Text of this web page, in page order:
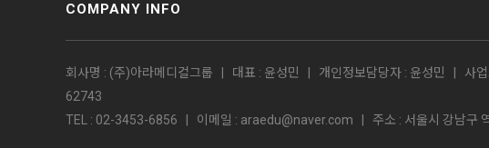
COMPANY INFO
회사명 : (주)아라메디컬그룹 | 대표 : 윤성민 | 개인정보담당자 : 윤성민 | 사
62743
TEL : 02-3453-6856 | 이메일 : araedu@naver.com | 주소 : 서울시 강남구